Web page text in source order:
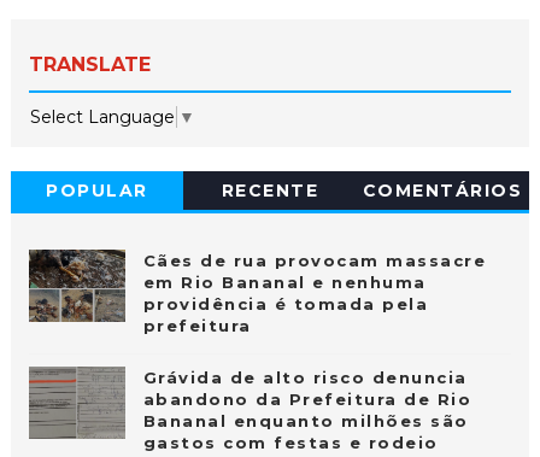
TRANSLATE
Select Language ▼
POPULAR RECENTE COMENTÁRIOS
Cães de rua provocam massacre
em Rio Bananal e nenhuma
providência é tomada pela
prefeitura
Grávida de alto risco denuncia
abandono da Prefeitura de Rio
Bananal enquanto milhões são
gastos com festas e rodeio